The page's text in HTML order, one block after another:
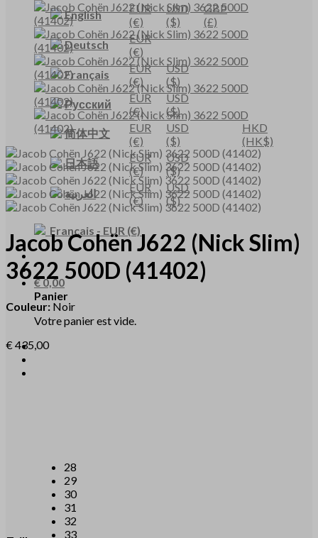
English
EUR
(€)
USD
($)
GBP
(£)
Deutsch
EUR
(€)
Français
EUR
(€)
USD
($)
Русский
EUR
(€)
USD
($)
简体中文
EUR
(€)
USD
($)
HKD
(HK$)
日本語
EUR
(€)
USD
($)
العربية
EUR
(€)
USD
($)
Français - EUR (€)
€0,00
Panier
Votre panier est vide.
Jacob CohënJ622 (Nick Slim)
3622 500D (41402)
Couleur: Noir
€ 435,00
28
29
30
31
32
33